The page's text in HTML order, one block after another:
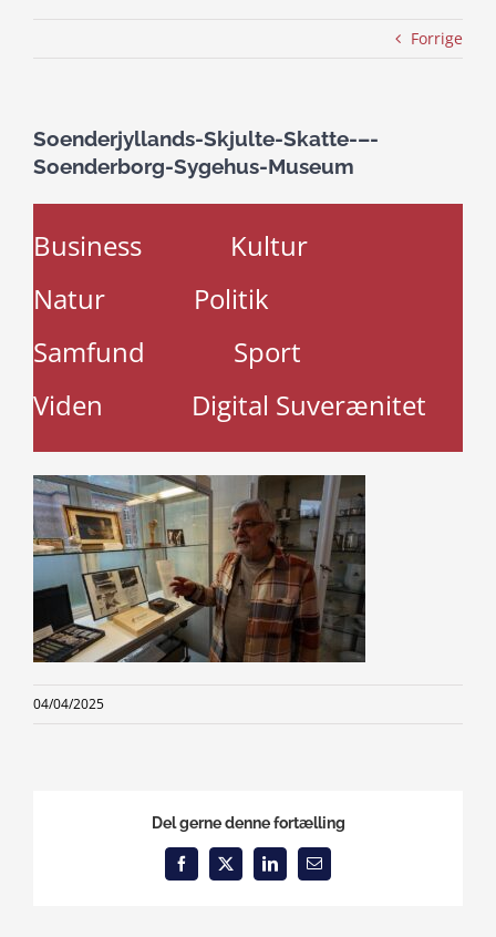
Forrige
Soenderjyllands-Skjulte-Skatte-–-
Soenderborg-Sygehus-Museum
Business
Kultur
Natur
Politik
Samfund
Sport
Viden
Digital Suverænitet
04/04/2025
Del gerne denne fortælling
Facebook
X LinkedInEmail